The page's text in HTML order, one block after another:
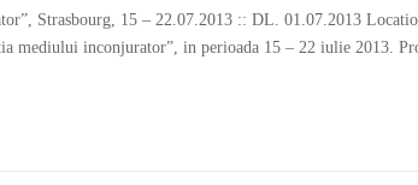
Strasbourg, 15 – 22.07.2013 :: DL. 01.07.2013
inconjurator”, in perioada 15 – 22 iulie 2013.